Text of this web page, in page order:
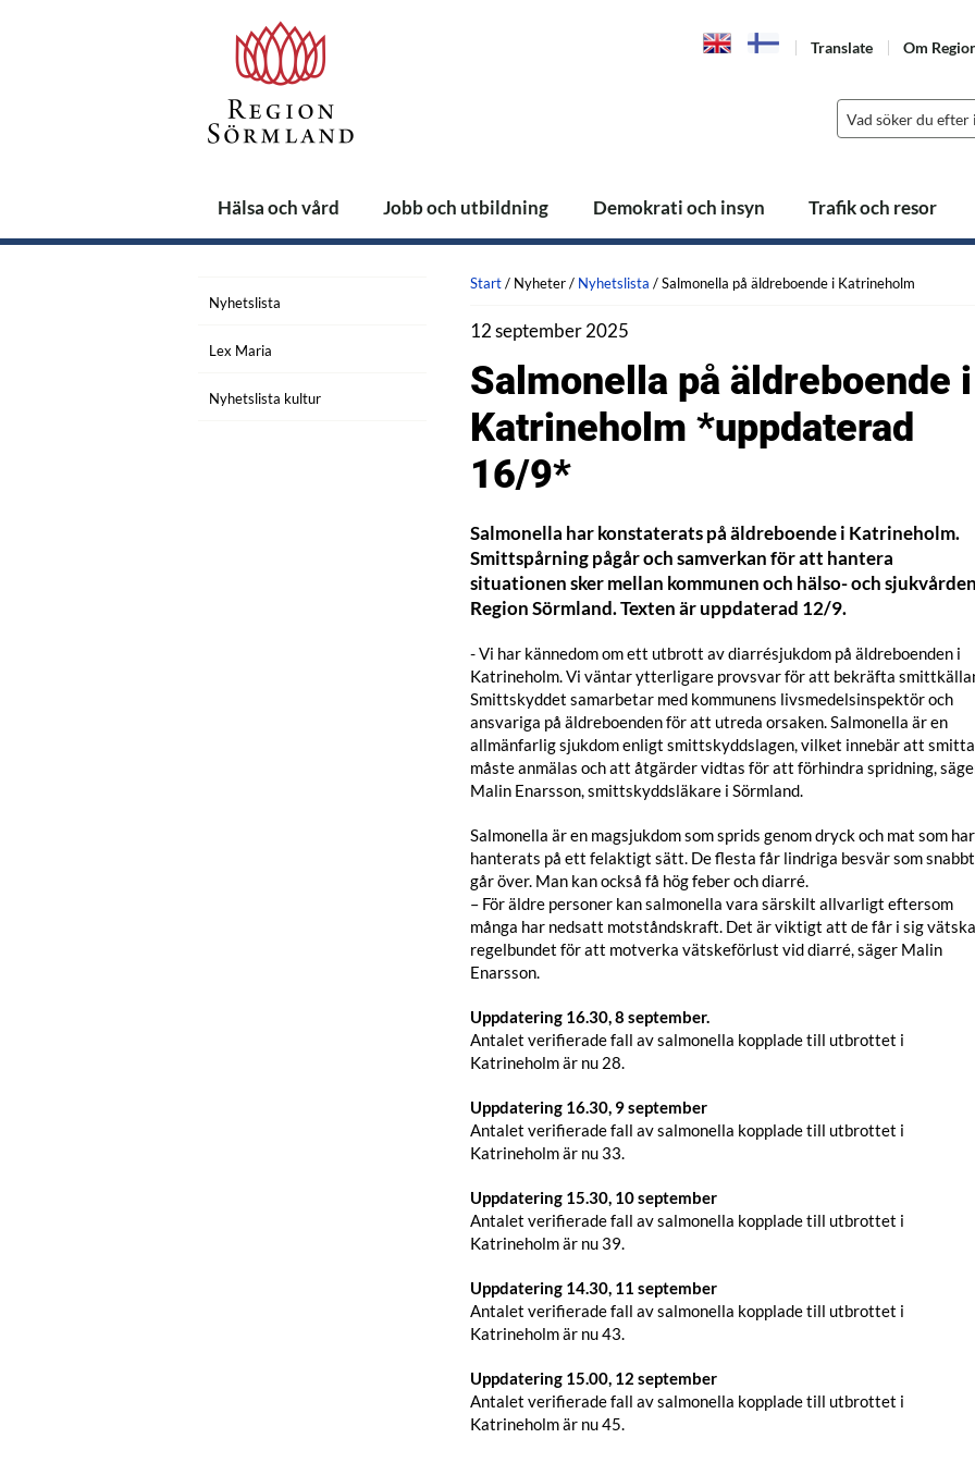
Translate Om
Hälsa och vård Jobb och utbildning Demokrati och insyn Trafik och resor
Nyhetslista
Lex Maria
Nyhetslista kultur
Start/ Nyheter/ Nyhetslista /Salmonella på äldreboende i Katrineholm
12 september 2025
Salmonella på äldreboende i
Katrineholm *uppdaterad
16/9*
Salmonella har konstaterats på äldreboende i Katrineholm.
Smittspårning pågår och samverkan för att hantera
situationen sker mellan kommunen och hälso- och
Region Sörmland. Texten är uppdaterad 12/9.
- Vi har kännedom om ett utbrott av diarrésjukdom på äldreboenden i
Katrineholm. Vi väntar ytterligare provsvar för att bekräfta
Smittskyddet samarbetar med kommunens livsmedelsinspektör och
ansvariga på äldreboenden för att utreda orsaken. Salmonella är en
allmänfarlig sjukdom enligt smittskyddslagen, vilket innebär att
måste anmälas och att åtgärder vidtas för att förhindra spridning,
Malin Enarsson, smittskyddsläkare i Sörmland.
Salmonella är en magsjukdom som sprids genom dryck och mat som har
hanterats på ett felaktigt sätt. De flesta får lindriga besvär som snabbt
går över. Man kan också få hög feber och diarré.
– För äldre personer kan salmonella vara särskilt allvarligt eftersom
många har nedsatt motståndskraft. Det är viktigt att de får i sig vätska
regelbundet för att motverka vätskeförlust vid diarré, säger Malin
Enarsson.
Uppdatering 16.30, 8 september.
Antalet verifierade fall av salmonella kopplade till utbrottet i
Katrineholm är nu 28.
Uppdatering 16.30, 9 september
Antalet verifierade fall av salmonella kopplade till utbrottet i
Katrineholm är nu 33.
Uppdatering 15.30, 10 september
Antalet verifierade fall av salmonella kopplade till utbrottet i
Katrineholm är nu 39.
Uppdatering 14.30, 11 september
Antalet verifierade fall av salmonella kopplade till utbrottet i
Katrineholm är nu 43.
Uppdatering 15.00, 12 september
Antalet verifierade fall av salmonella kopplade till utbrottet i
Katrineholm är nu 45.